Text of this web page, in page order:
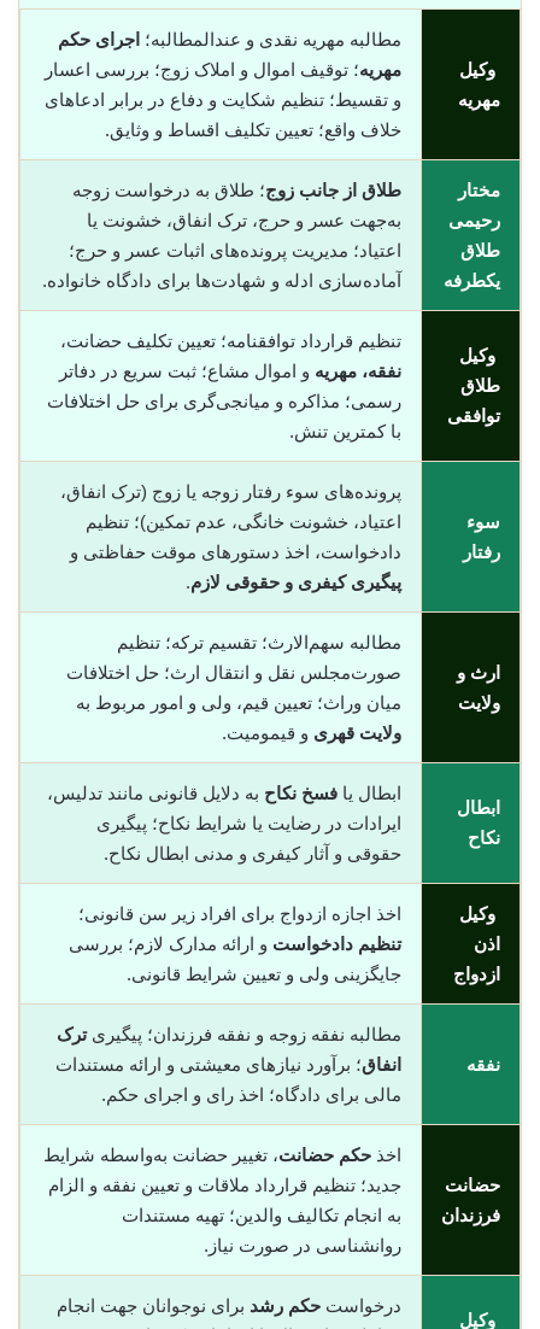
وکیل
مهریه
مطالبه مهریه نقدی و عندالمطالبه؛ اجرای حکم
مهریه؛ توقیف اموال و املاک زوج؛ بررسی اعسار
و تقسیط؛ تنظیم شکایت و دفاع در برابر ادعاهای
خلاف واقع؛ تعیین تکلیف اقساط و وثایق.
مختار
رحیمی
طلاق
یکطرفه
طلاق از جانب زوج؛ طلاق به درخواست زوجه
به‌جهت عسر و حرج، ترک انفاق، خشونت یا
اعتیاد؛ مدیریت پرونده‌های اثبات عسر و حرج؛
آماده‌سازی ادله و شهادت‌ها برای دادگاه خانواده.
وکیل
طلاق
توافقی
تنظیم قرارداد توافقنامه؛ تعیین تکلیف حضانت،
نفقه، مهریه و اموال مشاع؛ ثبت سریع در دفاتر
رسمی؛ مذاکره و میانجی‌گری برای حل اختلافات
با کمترین تنش.
سوء
رفتار
پرونده‌های سوء رفتار زوجه یا زوج (ترک انفاق،
اعتیاد، خشونت خانگی، عدم تمکین)؛ تنظیم
دادخواست، اخذ دستورهای موقت حفاظتی و
پیگیری کیفری و حقوقی لازم.
ارث و
ولایت
مطالبه سهم‌الارث؛ تقسیم ترکه؛ تنظیم
صورت‌مجلس نقل و انتقال ارث؛ حل اختلافات
میان وراث؛ تعیین قیم، ولی و امور مربوط به
ولایت قهری و قیمومیت.
ابطال
نکاح
ابطال یا فسخ نکاح به دلایل قانونی مانند تدلیس،
ایرادات در رضایت یا شرایط نکاح؛ پیگیری
حقوقی و آثار کیفری و مدنی ابطال نکاح.
وکیل
اذن
ازدواج
اخذ اجازه ازدواج برای افراد زیر سن قانونی؛
تنظیم دادخواست و ارائه مدارک لازم؛ بررسی
جایگزینی ولی و تعیین شرایط قانونی.
نفقه
مطالبه نفقه زوجه و نفقه فرزندان؛ پیگیریترک
انفاق؛ برآورد نیازهای معیشتی و ارائه مستندات
مالی برای دادگاه؛ اخذ رای و اجرای حکم.
حضانت
فرزندان
اخذ حکم حضانت، تغییر حضانت به‌واسطه شرایط
جدید؛ تنظیم قرارداد ملاقات و تعیین نفقه و الزام
به انجام تکالیف والدین؛ تهیه مستندات
روانشناسی در صورت نیاز.
وکیل
درخواست حکم رشد برای نوجوانان جهت انجام